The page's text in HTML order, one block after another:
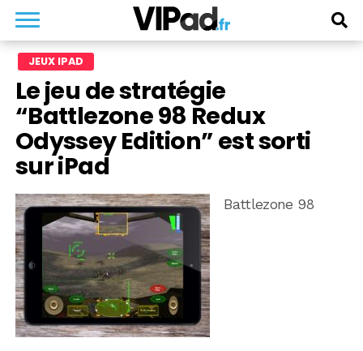
JEUX IPAD
Le jeu de stratégie
“Battlezone 98 Redux
Odyssey Edition” est sorti
sur iPad
Battlezone 98